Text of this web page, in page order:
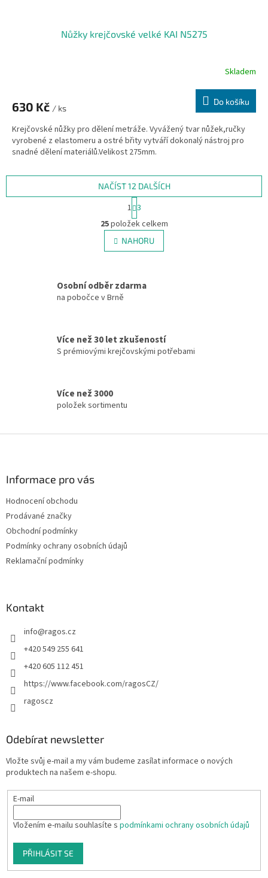
Nůžky krejčovské velké KAI N5275
Skladem
630 Kč / ks
Do košíku
Krejčovské nůžky pro dělení metráže. Vyvážený tvar nůžek,ručky
vyrobené z elastomeru a ostré břity vytváří dokonalý nástroj pro
snadné dělení materiálů.Velikost 275mm.
O
v
l
á
c
k
y
NAČÍST 12 DALŠÍCH
S
t
r
á
n
k
á
1 3
25položek celkem
NAHORU
Osobní odběr zdarma
na pobočce v Brně
Více než 30 let zkušeností
S prémiovými krejčovskými potřebami
Více než 3000
položek sortimentu
Informace pro vás
Hodnocení obchodu
Prodávané značky
Obchodní podmínky
Podmínky ochrany osobních údajů
Reklamační podmínky
Kontakt
info@ragos.cz
+420 549 255 641
+420 605 112 451
https://www.facebook.com/ragosCZ/
ragoscz
Odebírat newsletter
Vložte svůj e-mail a my vám budeme zasílat informace o nových
produktech na našem e-shopu.
E-mail
Vložením e-mailu souhlasíte s podmínkami ochrany osobních údajů
PŘIHLÁSIT SE